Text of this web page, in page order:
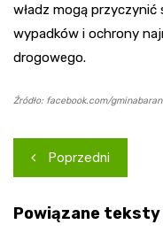
władz mogą
wypadków i ochrony
drogowego.
Źródło: facebook.com/
Nawigacja
wpisu
Poprzedni
Powiązane teksty